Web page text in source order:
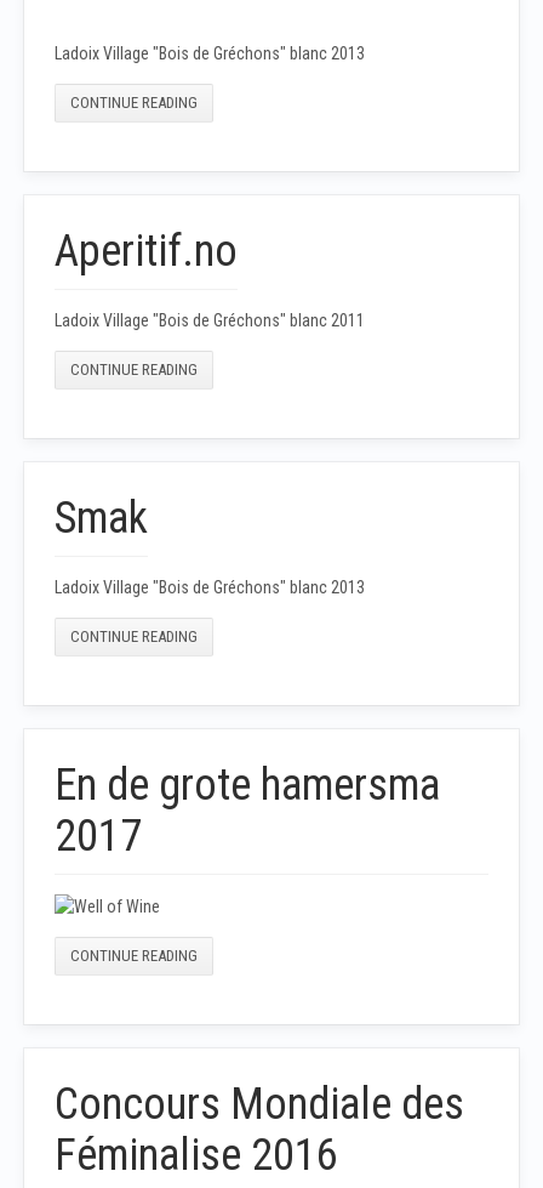
Ladoix Village "Bois de Gréchons" blanc 2013
CONTINUE READING
Aperitif.no
Ladoix Village "Bois de Gréchons" blanc 2011
CONTINUE READING
Smak
Ladoix Village "Bois de Gréchons" blanc 2013
CONTINUE READING
En de grote hamersma
2017
CONTINUE READING
Concours Mondiale des
Féminalise 2016